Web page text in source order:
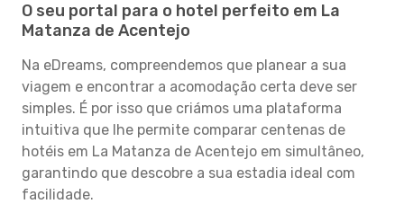
O seu portal para o hotel perfeito em La
Matanza de Acentejo
Na eDreams, compreendemos que planear a sua
viagem e encontrar a acomodação certa deve ser
simples. É por isso que criámos uma plataforma
intuitiva que lhe permite comparar centenas de
hotéis em La Matanza de Acentejo em simultâneo,
garantindo que descobre a sua estadia ideal com
facilidade.